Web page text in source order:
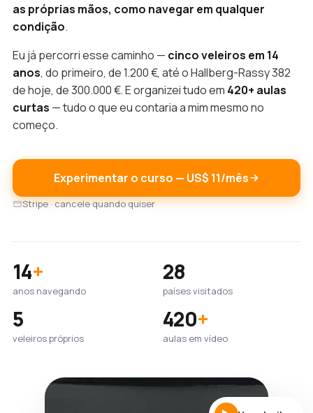
as próprias mãos, como navegar em qualquer
condição.
Eu já percorri esse caminho — cinco veleiros em 14
anos, do primeiro, de 1.200 €, até o Hallberg-Rassy 382
de hoje, de 300.000 €. E organizei tudo em 420+ aulas
curtas — tudo o que eu contaria a mim mesmo no
começo.
Experimentar o curso — US$ 11/mês
Stripe · cancele quando quiser
14+
anos navegando
28
países visitados
5
veleiros próprios
420+
aulas em vídeo